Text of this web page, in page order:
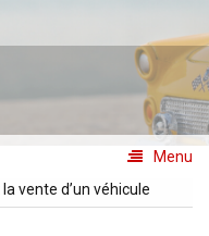
Menu
vente d’un véhicule